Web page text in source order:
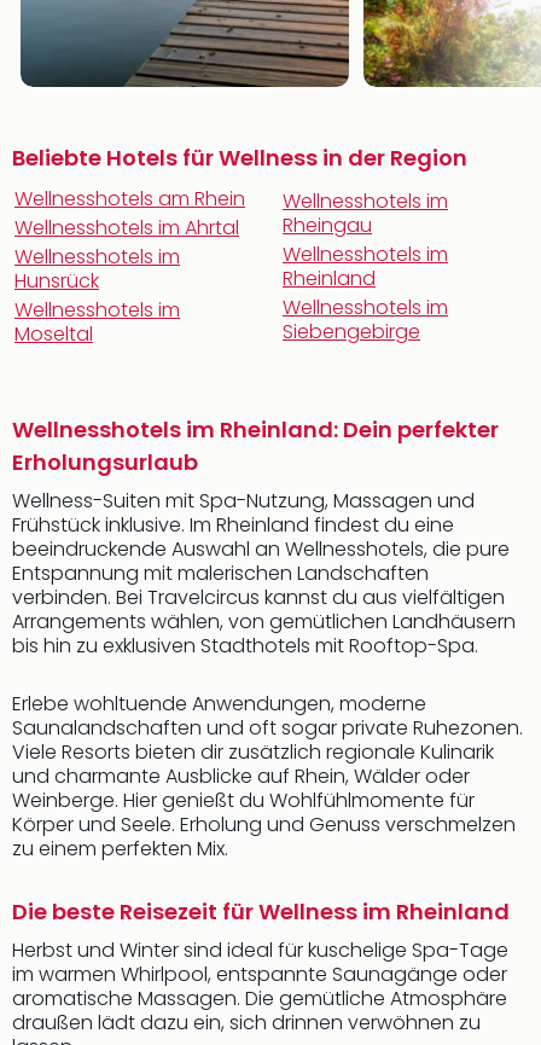
Beliebte Hotels für Wellness in der Region
Wellnesshotels am Rhein
Wellnesshotels im Ahrtal
Wellnesshotels im
Hunsrück
Wellnesshotels im
Moseltal
Wellnesshotels im
Rheingau
Wellnesshotels im
Rheinland
Wellnesshotels im
Siebengebirge
Wellnesshotels im Rheinland: Dein perfekter
Erholungsurlaub
Wellness-Suiten mit Spa-Nutzung, Massagen und
Frühstück inklusive. Im Rheinland findest du eine
beeindruckende Auswahl an Wellnesshotels, die pure
Entspannung mit malerischen Landschaften
verbinden. Bei Travelcircus kannst du aus vielfältigen
Arrangements wählen, von gemütlichen Landhäusern
bis hin zu exklusiven Stadthotels mit Rooftop-Spa.
Erlebe wohltuende Anwendungen, moderne
Saunalandschaften und oft sogar private Ruhezonen.
Viele Resorts bieten dir zusätzlich regionale Kulinarik
und charmante Ausblicke auf Rhein, Wälder oder
Weinberge. Hier genießt du Wohlfühlmomente für
Körper und Seele. Erholung und Genuss verschmelzen
zu einem perfekten Mix.
Die beste Reisezeit für Wellness im Rheinland
Herbst und Winter sind ideal für kuschelige Spa-Tage
im warmen Whirlpool, entspannte Saunagänge oder
aromatische Massagen. Die gemütliche Atmosphäre
draußen lädt dazu ein, sich drinnen verwöhnen zu